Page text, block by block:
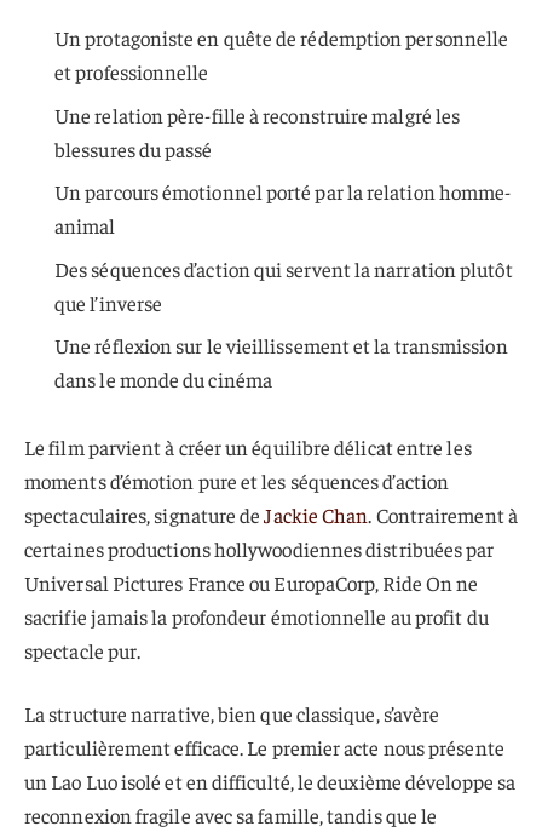
Un protagoniste en quête de rédemption personnelle
et professionnelle
Une relation père-fille à reconstruire malgré les
blessures du passé
Un parcours émotionnel porté par la relation homme-
animal
Des séquences d’action qui servent la narration plutôt
que l’inverse
Une réflexion sur le vieillissement et la transmission
dans le monde du cinéma
Le film parvient à créer un équilibre délicat entre les
moments d’émotion pure et les séquences d’action
spectaculaires, signature deJackie Chan. Contrairement à
certaines productions hollywoodiennes distribuées par
Universal Pictures France ou EuropaCorp, Ride On ne
sacrifie jamais la profondeur émotionnelle au profit du
spectacle pur.
La structure narrative, bien que classique, s’avère
particulièrement efficace. Le premier acte nous présente
un Lao Luo isolé et en difficulté, le deuxième développe sa
reconnexion fragile avec sa famille, tandis que le